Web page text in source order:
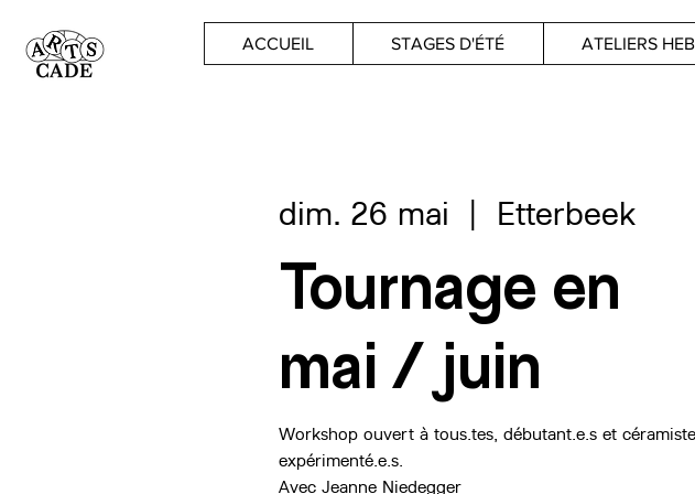
ACCUEIL STAGES D'ÉTÉ ATELIERS
dim. 26 mai Etterbeek
Tournage en
mai / juin
Workshop ouvert à tous.tes, débutant.e.s et
expérimenté.e.s.
Avec Jeanne Niedegger